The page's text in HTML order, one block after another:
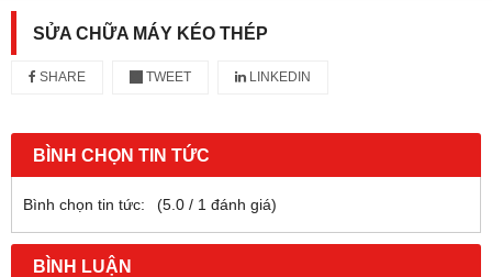
SỬA CHỮA MÁY KÉO THÉP
SHARE TWEET LINKEDIN
BÌNH CHỌN TIN TỨC
Bình chọn tin tức: (5.0 / 1 đánh giá)
BÌNH LUẬN